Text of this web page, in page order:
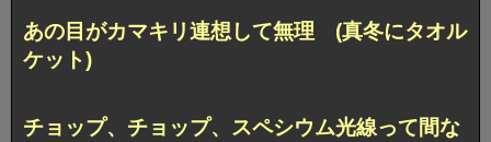
あの目がカマキリ連想して無理 (真冬にタオル
ケット)
チョップ、チョップ、スペシウム光線って間な